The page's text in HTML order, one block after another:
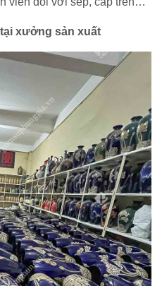
xưởng sản xuất